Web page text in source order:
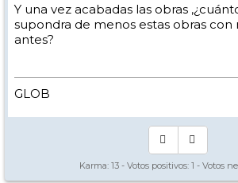
Y una vez acabadas las obras
supondra de menos estas obras con
antes?
GLOB
Karma: 13 - Votos positivos: 1 - Votos